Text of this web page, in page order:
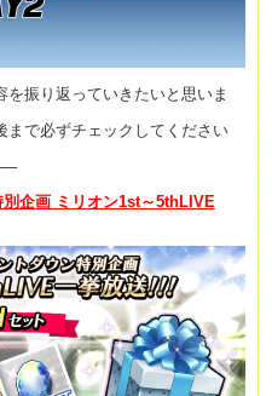
振り返っていきたいと思いま
まで必ずチェックしてください
企画 ミリオン1st～5thLIVE